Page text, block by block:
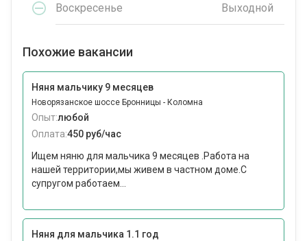
Воскресенье Выходной
Похожие вакансии
Няня мальчику 9 месяцев
Новорязанское шоссе Бронницы - Коломна
Опыт:любой
Оплата:450 руб/час
Ищем няню для мальчика 9 месяцев .Работа на
нашей территории,мы живем в частном доме.С
супругом работаем...
Няня для мальчика 1.1 год